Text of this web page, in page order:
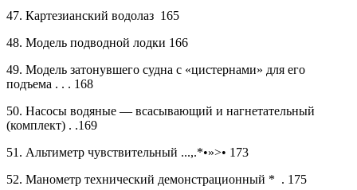
47. Картезианский водолаз 165
48. Модель подводной лодки 166
49. Модель затонувшего судна с «цистернами» для его
подъема . . . 168
50. Насосы водяные — всасывающий и нагнетательный
(комплект) . .169
51. Альтиметр чувствительный ...,.*•»>• 173
52. Манометр технический демонстрационный * . 175